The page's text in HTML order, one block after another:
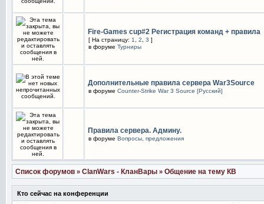
Fire-Games cup#2 Регистрация команд + правила
[ На страницу: 1 2 3 ]
в форуме Турниры
Дополнительные правила сервера War3Source
в форуме Counter-Strike War 3 Source [Русский]
Правила сервера. Админу.
в форуме Вопросы, предложения
Список форумов » ClanWars - КланВары » Общение на тему КВ
Кто сейчас на конференции